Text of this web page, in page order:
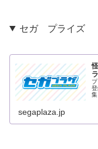
セガ プライズ
segaplaza.jp